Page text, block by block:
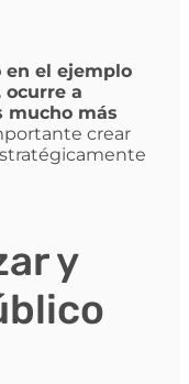
en el ejemplo
ocurre a
mucho más
crear
y